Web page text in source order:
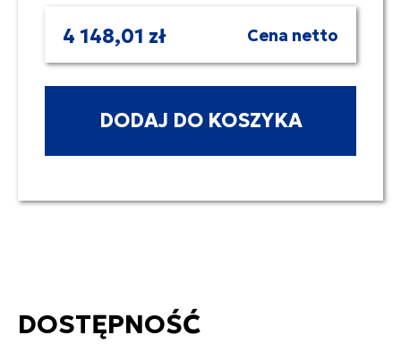
4 148,01 zł Cena netto
DODAJ DO KOSZYKA
DOSTĘPNOŚĆ